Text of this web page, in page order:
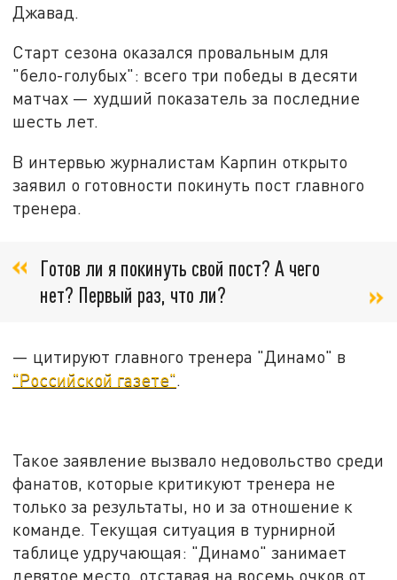
Джавад.
Старт сезона оказался провальным для
"бело-голубых": всего три победы в десяти
матчах — худший показатель за последние
шесть лет.
В интервью журналистам Карпин открыто
заявил о готовности покинуть пост главного
тренера.
Готов ли я покинуть свой пост? А чего
нет? Первый раз, что ли?
— цитируют главного тренера "Динамо" в
"Российской газете".
Такое заявление вызвало недовольство среди
фанатов, которые критикуют тренера не
только за результаты, но и за отношение к
команде. Текущая ситуация в турнирной
таблице удручающая: "Динамо" занимает
девятое место, отставая на восемь очков от